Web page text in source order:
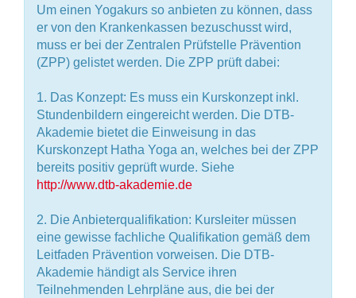
Um einen Yogakurs so anbieten zu können, dass
er von den Krankenkassen bezuschusst wird,
muss er bei der Zentralen Prüfstelle Prävention
(ZPP) gelistet werden. Die ZPP prüft dabei:
1. Das Konzept: Es muss ein Kurskonzept inkl.
Stundenbildern eingereicht werden. Die DTB-
Akademie bietet die Einweisung in das
Kurskonzept Hatha Yoga an, welches bei der ZPP
bereits positiv geprüft wurde. Siehe
http://www.dtb-akademie.de
2. Die Anbieterqualifikation: Kursleiter müssen
eine gewisse fachliche Qualifikation gemäß dem
Leitfaden Prävention vorweisen. Die DTB-
Akademie händigt als Service ihren
Teilnehmenden Lehrpläne aus, die bei der